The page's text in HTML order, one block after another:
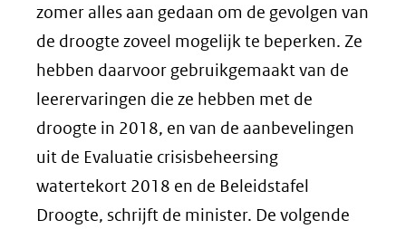
zomer alles aan gedaan om de gevolgen van
de droogte zoveel mogelijk te beperken. Ze
hebben daarvoor gebruikgemaakt van de
leerervaringen die ze hebben met de
droogte in 2018, en van de aanbevelingen
uit de Evaluatie crisisbeheersing
watertekort 2018 en de Beleidstafel
Droogte, schrijft de minister. De volgende